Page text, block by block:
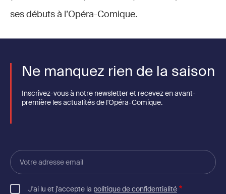
ses débuts à l’Opéra-Comique.
Ne manquez rien de la saison
Inscrivez-vous à notre newsletter et recevez en avant-
première les actualités de l'Opéra-Comique.
Votre
adresse
email
J'ai lu et j'accepte la politique de confidentialité